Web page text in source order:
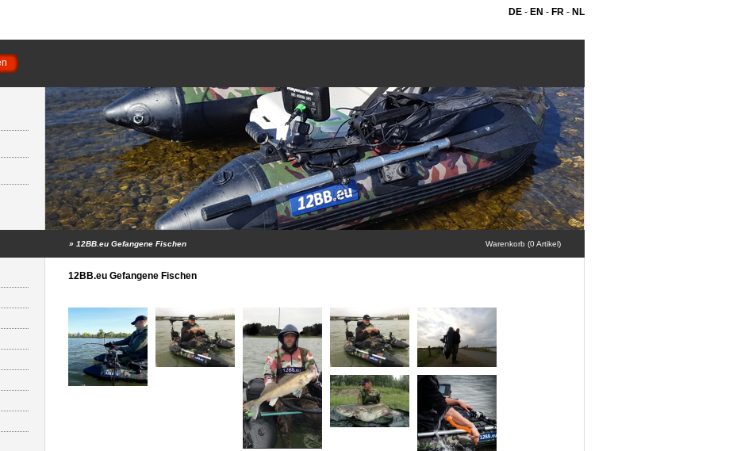
DE - EN - FR - NL
» 12BB.eu Gefangene Fischen Warenkorb (0 Artikel)
12BB.eu Gefangene Fischen